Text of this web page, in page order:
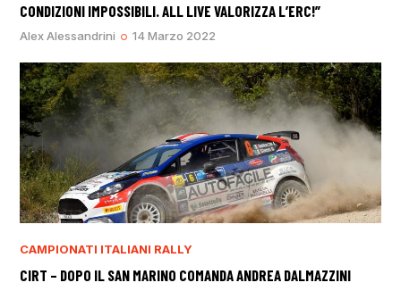
CONDIZIONI IMPOSSIBILI. ALL LIVE VALORIZZA L’ERC!”
Alex Alessandrini 14 Marzo 2022
CAMPIONATI ITALIANI RALLY
CIRT – DOPO IL SAN MARINO COMANDA ANDREA DALMAZZINI